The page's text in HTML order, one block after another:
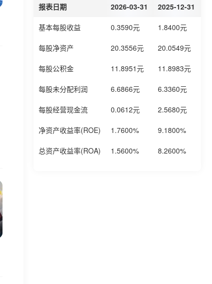
报表日期 2026-03-31 2025-12-31
基本每股收益 0.3590元 1.8400元
每股净资产 20.3556元 20.0549元
每股公积金 11.8951元 11.8983元
每股未分配利润 6.6866元 6.3360元
每股经营现金流 0.0612元 2.5680元
净资产收益率(ROE) 1.7600% 9.1800%
总资产收益率(ROA) 1.5600% 8.2600%